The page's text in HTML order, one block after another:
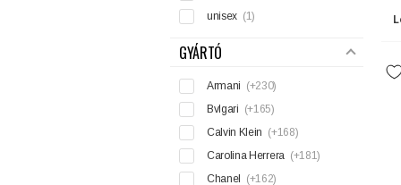
unisex (1)
GYÁRTÓ
Armani (+230)
Bvlgari (+165)
Calvin Klein (+168)
Carolina Herrera (+181)
Chanel
(+162)